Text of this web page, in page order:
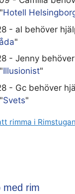
Hotell
- al behöver
"
- Jenny
Illusionist"
- Gc behöver
Svets"
rimma i Rimstugan
med rim